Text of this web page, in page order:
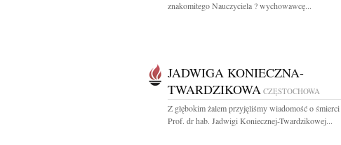
znakomitego Nauczyciela ? wychowawcę...
JADWIGA KONIECZNA-
TWARDZIKOWA CZĘSTOCHOWA
Z głębokim żalem przyjęliśmy wiadomość o śmierci
Prof. dr hab. Jadwigi Koniecznej-Twardzikowej...